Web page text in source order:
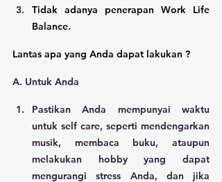
Tidak adanya penerapan Work Life
Balance.
Lantas apa yang Anda dapat lakukan ?
A. Untuk Anda
Pastikan Anda mempunyai waktu
untuk self care, seperti mendengarkan
musik, membaca buku, ataupun
melakukan hobby yang dapat
mengurangi stress Anda, dan jika